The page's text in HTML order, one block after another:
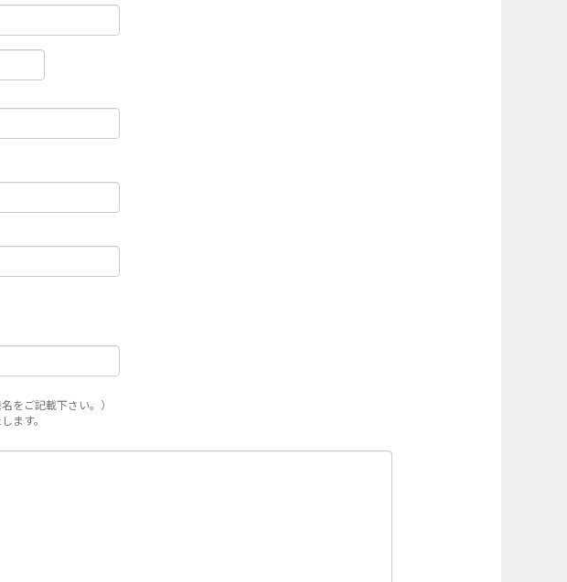
をご記載下さい。）
ます。